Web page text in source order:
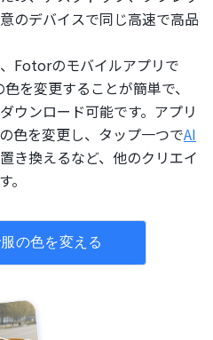
のデバイスで同じ高速で高品
Fotorのモバイルアプリで
を変更することが簡単で、
ウンロード可能です。アプリ
色を変更し、タップ一つでAI
き換えるなど、他のクリエイ
の色を変える